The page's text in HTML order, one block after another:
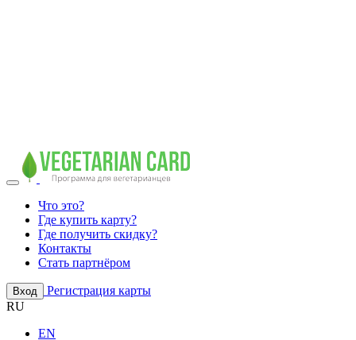
Что это?
Где купить карту?
Где получить скидку?
Контакты
Стать партнёром
Вход
Регистрация карты
RU
EN